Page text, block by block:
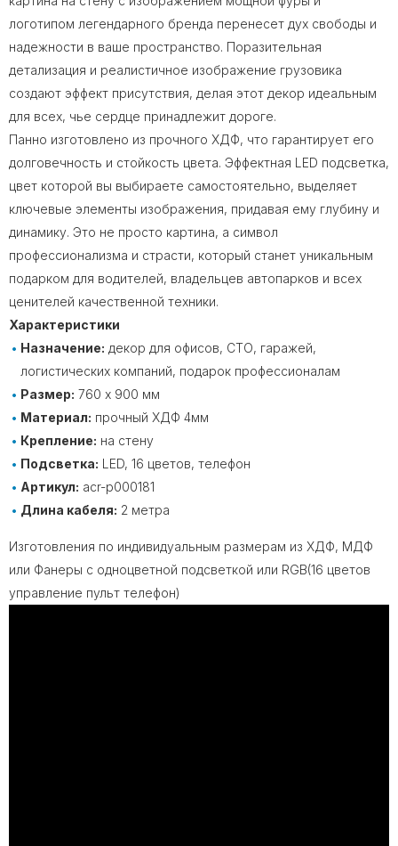
логотипом легендарного бренда перенесет дух свободы и
надежности в ваше пространство. Поразительная
детализация и реалистичное изображение грузовика
создают эффект присутствия, делая этот декор идеальным
для всех, чье сердце принадлежит дороге.
Панно изготовлено из прочного ХДФ, что гарантирует его
долговечность и стойкость цвета. Эффектная LED подсветка,
цвет которой вы выбираете самостоятельно, выделяет
ключевые элементы изображения, придавая ему глубину и
динамику. Это не просто картина, а символ
профессионализма и страсти, который станет уникальным
подарком для водителей, владельцев автопарков и всех
ценителей качественной техники.
Характеристики
Назначение: декор для офисов, СТО, гаражей,
логистических компаний, подарок профессионалам
Размер: 760 х 900 мм
Материал: прочный ХДФ 4мм
Крепление: на стену
Подсветка: LED, 16 цветов, телефон
Артикул: acr-p000181
Длина кабеля: 2 метра
Изготовления по индивидуальным размерам из ХДФ, МДФ
или Фанеры с одноцветной подсветкой или RGB(16 цветов
управление пульт телефон)